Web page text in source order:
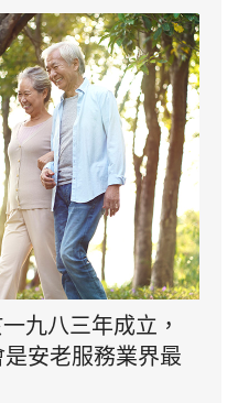
九八三年成立，
安老服務業界最